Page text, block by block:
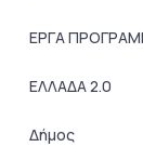
ΕΡΓΑ
ΕΛΛΑΔΑ 2.0
Δήμος